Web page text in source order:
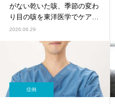
がない乾いた咳、季節の変わ
り目の咳を東洋医学でケア
【鍼灸師監修】
2026.06.29
症例